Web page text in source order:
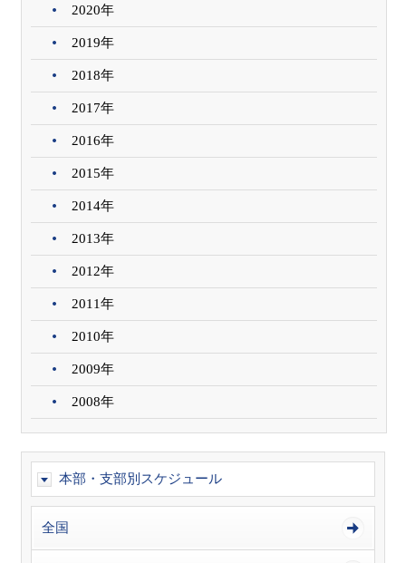
2020年
2019年
2018年
2017年
2016年
2015年
2014年
2013年
2012年
2011年
2010年
2009年
2008年
本部・支部別スケジュール
全国